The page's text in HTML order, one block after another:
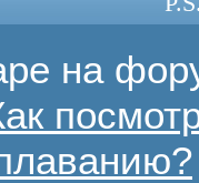
на